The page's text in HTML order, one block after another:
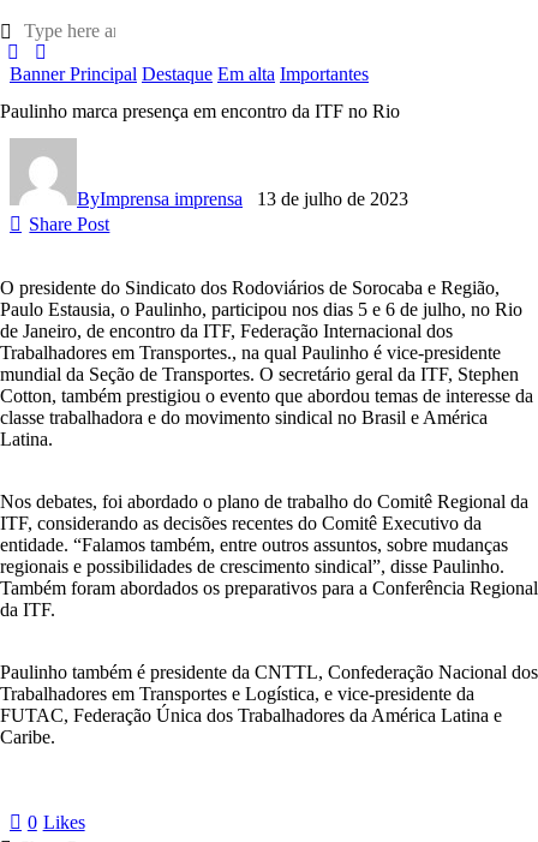
Banner Principal Destaque Em alta Importantes
Paulinho marca presença em encontro da ITF no Rio
ByImprensa imprensa
13 de julho de 2023
Share Post
O presidente do Sindicato dos Rodoviários de Sorocaba e Região,
Paulo Estausia, o Paulinho, participou nos dias 5 e 6 de julho, no Rio
de Janeiro, de encontro da ITF, Federação Internacional dos
Trabalhadores em Transportes., na qual Paulinho é vice-presidente
mundial da Seção de Transportes. O secretário geral da ITF, Stephen
Cotton, também prestigiou o evento que abordou temas de interesse da
classe trabalhadora e do movimento sindical no Brasil e América
Latina.
Nos debates, foi abordado o plano de trabalho do Comitê Regional da
ITF, considerando as decisões recentes do Comitê Executivo da
entidade. “Falamos também, entre outros assuntos, sobre mudanças
regionais e possibilidades de crescimento sindical”, disse Paulinho.
Também foram abordados os preparativos para a Conferência Regional
da ITF.
Paulinho também é presidente da CNTTL, Confederação Nacional dos
Trabalhadores em Transportes e Logística, e vice-presidente da
FUTAC, Federação Única dos Trabalhadores da América Latina e
Caribe.
0 Likes